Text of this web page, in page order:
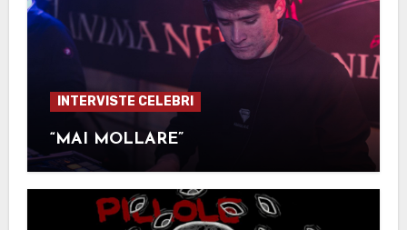
INTERVISTE CELEBRI
“MAI MOLLARE”